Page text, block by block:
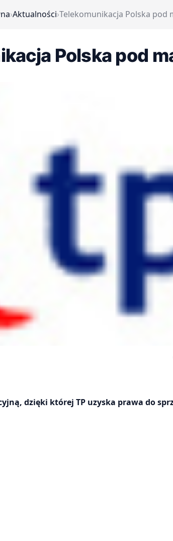
›Aktualności›Telekomunikacja Polska pod
Polska pod
dzięki której TP uzyska prawa do